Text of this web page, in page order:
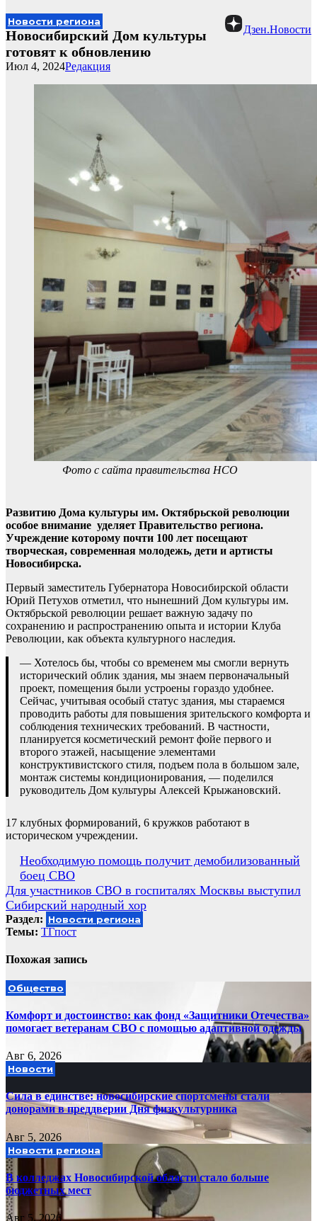
Дзен.Новости
Новости региона
Новосибирский Дом культуры
готовят к обновлению
Редакция
Июл 4, 2024
Фото с сайта правительства НСО
Развитию Дома культуры им. Октябрьской революции
особое внимание уделяет Правительство региона.
Учреждение которому почти 100 лет посещают
творческая, современная молодежь, дети и артисты
Новосибирска.
Первый заместитель Губернатора Новосибирской области
Юрий Петухов отметил, что нынешний Дом культуры им.
Октябрьской революции решает важную задачу по
сохранению и распространению опыта и истории Клуба
Революции, как объекта культурного наследия.
— Хотелось бы, чтобы со временем мы смогли вернуть
исторический облик здания, мы знаем первоначальный
проект, помещения были устроены гораздо удобнее.
Сейчас, учитывая особый статус здания, мы стараемся
проводить работы для повышения зрительского комфорта и
соблюдения технических требований. В частности,
планируется косметический ремонт фойе первого и
второго этажей, насыщение элементами
конструктивистского стиля, подъем пола в большом зале,
монтаж системы кондиционирования, — поделился
руководитель Дом культуры Алексей Крыжановский.
17 клубных формирований, 6 кружков работают в
историческом учреждении.
Навигация
по
записям
Необходимую помощь получит демобилизованный
боец СВО
Для участников СВО в госпиталях Москвы выступил
Сибирский народный хор
Раздел: Новости региона
Темы: ТГпост
Похожая запись
Общество
Комфорт и достоинство: как фонд «Защитники Отечества»
помогает ветеранам СВО с помощью адаптивной одежды
Авг 6, 2026
Новости
Сила в единстве: новосибирские спортсмены стали
донорами в преддверии Дня физкультурника
Авг 5, 2026
Новости региона
В колледжах Новосибирской области стало больше
бюджетных мест
Авг 5, 2026